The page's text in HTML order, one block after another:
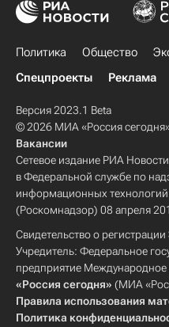
Политика Общество
Спецпроекты
Реклама
Версия 2023.1 Beta
© 2026 МИА «Россия
Вакансии
Сетевое издание РИА
в Федеральной службе по
информационных
(Роскомнадзор) 08 апреля
Свидетельство о
Учредитель: Федеральное
предприятие
«Россия сегодня» (МИА
Правила использования
Политика